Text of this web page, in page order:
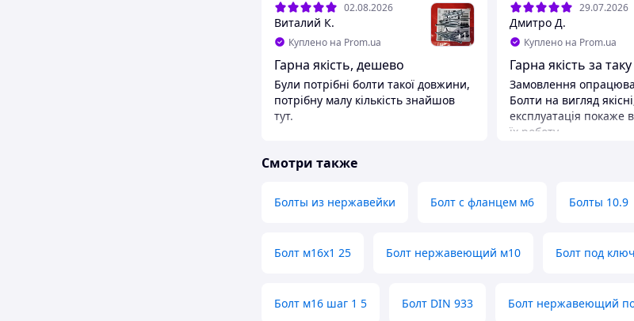
02.08.2026
Виталий К.
Куплено на Prom.ua +1
Гарна якість, дешево
Були потрібні болти такої довжини,
потрібну малу кількість знайшов
тут.
відсидка від 50грн. Добре
Недостатки
29.07.2026
Дмитро Д.
Куплено на Prom.ua
Гарна якість за
Замовлення
Болти на вигляд
експлуатація покаже
їх роботу.
Смотри также
Болты из нержавейки Болт с фланцем м6 Болты 10.9
Болт м16х1 25 Болт нержавеющий м10 Болт под
Болт м16 шаг 1 5 Болт DIN 933 Болт нержавеющий